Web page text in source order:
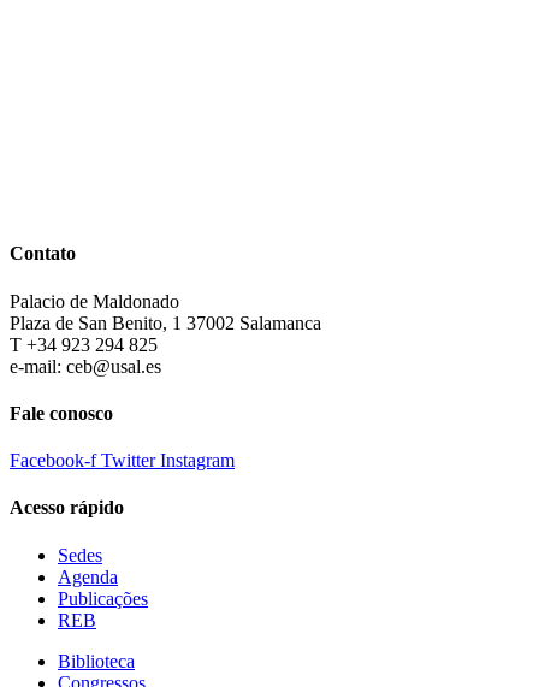
Contato
Palacio de Maldonado
Plaza de San Benito, 1 37002 Salamanca
T +34 923 294 825
e-mail: ceb@usal.es
Fale conosco
Facebook-f Twitter Instagram
Acesso rápido
Sedes
Agenda
Publicações
REB
Biblioteca
Congressos